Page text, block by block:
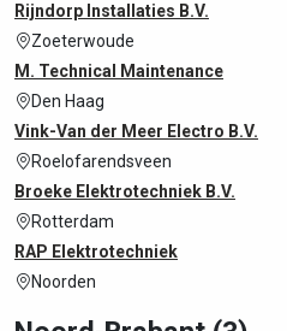
Rijndorp Installaties B.V.
Zoeterwoude
M. Technical Maintenance
Den Haag
Vink-Van der Meer Electro B.V.
Roelofarendsveen
Broeke Elektrotechniek B.V.
Rotterdam
RAP Elektrotechniek
Noorden